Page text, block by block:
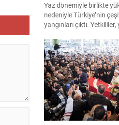
Yaz dönemiyle birlikte
nedeniyle Türkiye’nin
yangınları çıktı.
sürmesi nedeniyle
çağırıyor. Çevre,
Bakanı Murat Kurum,
tespitlerinin sonuçlarını
yanında olunacağını
tespit...